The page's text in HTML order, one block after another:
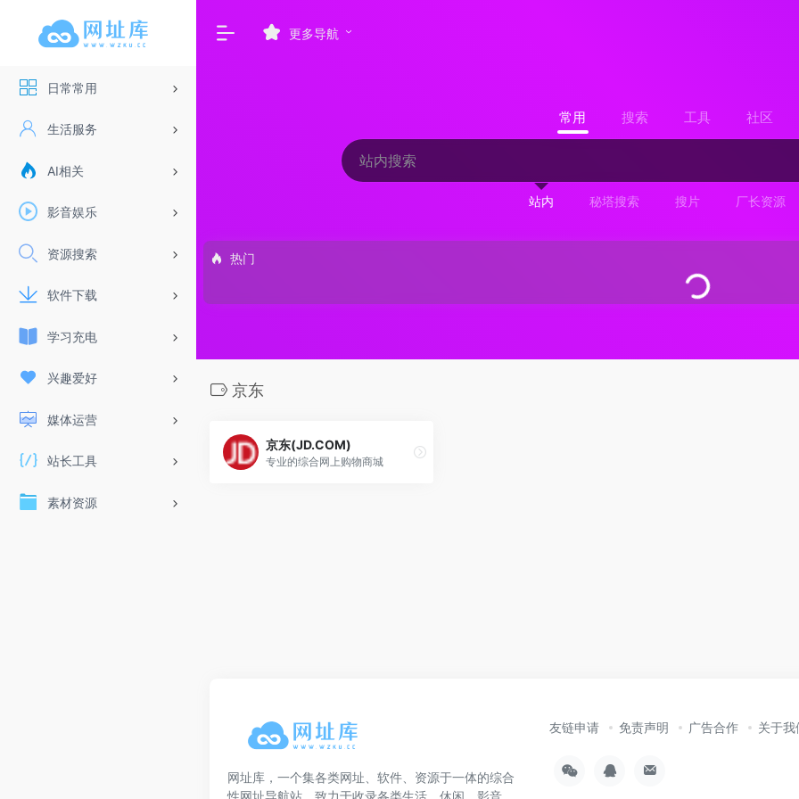
日常常用
生活服务
AI相关
影音娱乐
资源搜索
软件下载
学习充电
兴趣爱好
媒体运营
站长工具
素材资源
更多导航
常用 搜索 工具 社区
站内 秘塔搜索 搜片 厂长资源
热门
京东
京东(JD.COM)
专业的综合网上购物商城
网址库，一个集各类网址、软件、资源于一体的综合
性网址导航站，致力于收录各类生活、休闲、影音、
友链申请 免责声明 广告合作 关于我